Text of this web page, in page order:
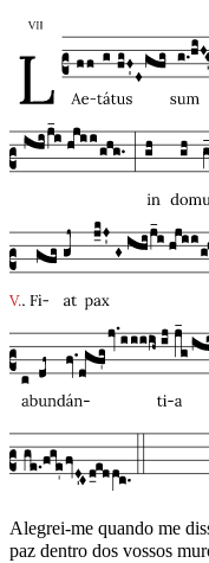
Alegrei-me quando me
paz dentro dos vossos